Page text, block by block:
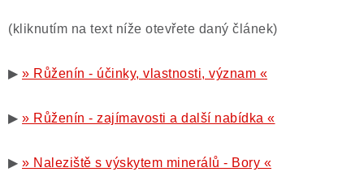
(kliknutím na text níže otevřete daný článek)
▶ » Růženín - účinky, vlastnosti, význam «
▶ » Růženín - zajímavosti a další nabídka «
▶ » Naleziště s výskytem minerálů - Bory «